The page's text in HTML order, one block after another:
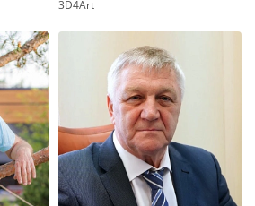
3D4Art